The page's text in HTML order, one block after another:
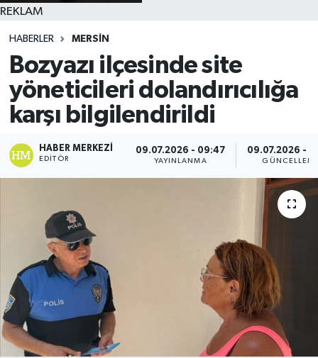
REKLAM
HABERLER MERSIN
Bozyazı ilçesinde site
yöneticileri dolandırıcılığa
karşı bilgilendirildi
HABER MERKEZI
EDITÖR
09.07.2026 - 09:47
YAYINLANMA
09.07.2026 -